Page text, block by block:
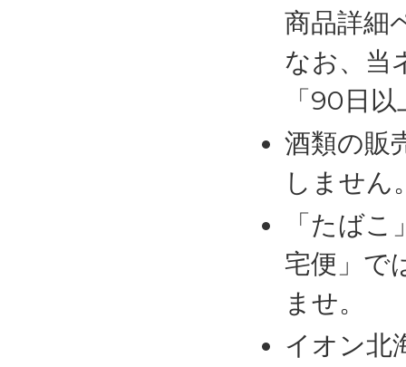
商品詳細
なお、当
「90日
酒類の販
しません
「たば
宅便」で
ませ。
イオン北